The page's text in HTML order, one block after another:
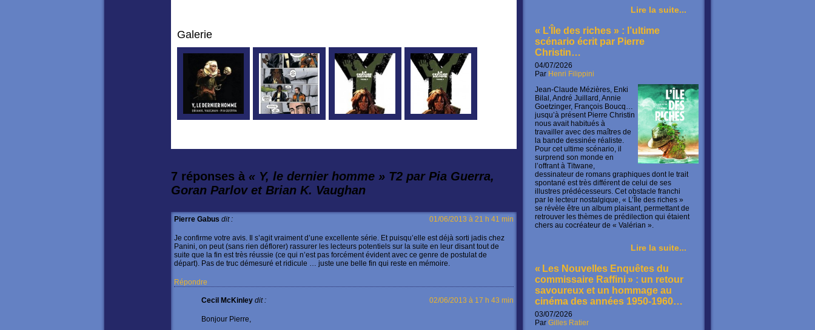
Lire la suite...
« L’Île des riches » : l’ultime
scénario écrit par Pierre
Christin…
04/07/2026
Par Henri Filippini
Jean-Claude Mézières, Enki
Bilal, André Juillard, Annie
Goetzinger, François Boucq…
jusqu’à présent Pierre Christin
nous avait habitués à
travailler avec des maîtres de
la bande dessinée réaliste.
Pour cet ultime scénario, il
surprend son monde en
l’offrant à Titwane,
dessinateur de romans graphiques dont le trait
spontané est très différent de celui de ses
illustres prédécesseurs. Cet obstacle franchi
par le lecteur nostalgique, « L’Île des riches »
se révèle être un album plaisant, permettant de
retrouver les thèmes de prédilection qui étaient
chers au cocréateur de « Valérian ».
Lire la suite...
« Les Nouvelles Enquêtes du
commissaire Raffini » : un retour
savoureux et un hommage au
cinéma des années 1950-1960…
03/07/2026
Par Gilles Ratier
Galerie
7 réponses à « Y, le dernier homme » T2 par Pia Guerra,
Goran Parlov et Brian K. Vaughan
Pierre Gabus dit : 01/06/2013 à 21 h 41 min
Je confirme votre avis. Il s’agit vraiment d’une excellente série. Et puisqu’elle est déjà sorti jadis chez
Panini, on peut (sans rien déflorer) rassurer les lecteurs potentiels sur la suite en leur disant tout de
suite que la fin est très réussie (ce qui n’est pas forcément évident avec ce genre de postulat de
départ). Pas de truc démesuré et ridicule … juste une belle fin qui reste en mémoire.
Répondre
Cecil McKinley dit : 02/06/2013 à 17 h 43 min
Bonjour Pierre,